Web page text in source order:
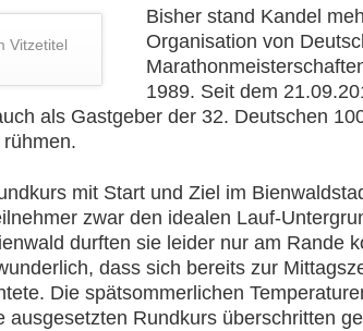
Vitzetitel
Bisher stand Kandel
Organisation von
1989. Seit dem
als Gastgeber der 32. Deutschen
mit Start und Ziel im
zwar den idealen Lauf-
durften sie leider nur am Rande
dass sich bereits zur
Die spätsommerlichen
ausgesetzten Rundkurs überschritten